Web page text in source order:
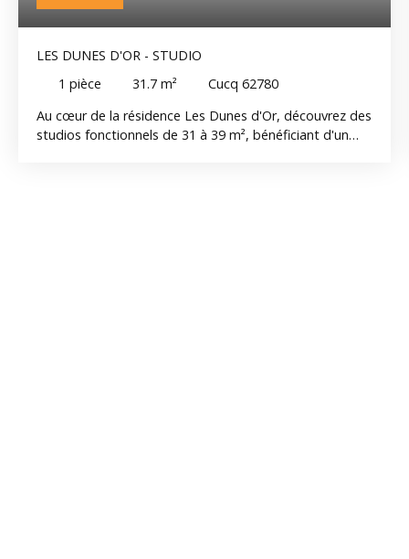
LES DUNES D'OR - STUDIO
1 pièce 31.7 m²
Cucq 62780
Au cœur de la résidence Les Dunes d'Or, découvrez des
studios fonctionnels de 31 à 39 m², bénéficiant d'un